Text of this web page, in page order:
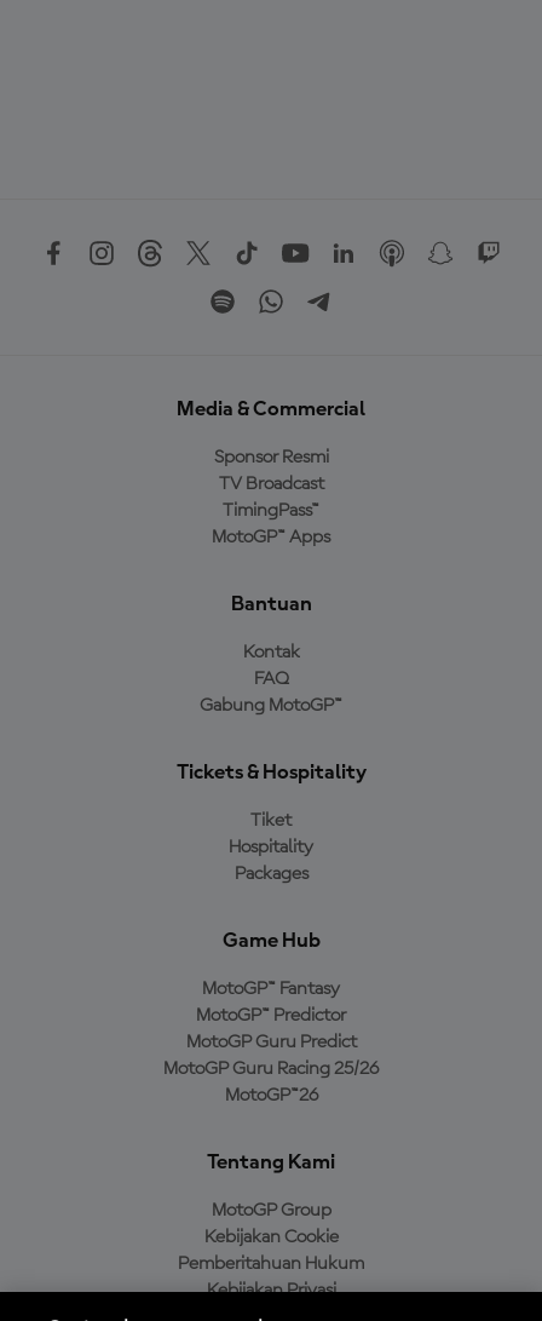
Media & Commercial
Sponsor Resmi
TV Broadcast
TimingPass™
MotoGP™ Apps
Bantuan
Kontak
FAQ
Gabung MotoGP™
Tickets & Hospitality
Tiket
Hospitality
Packages
Game Hub
MotoGP™ Fantasy
MotoGP™ Predictor
MotoGP Guru Predict
MotoGP Guru Racing 25/26
MotoGP™26
Tentang Kami
MotoGP Group
Kebijakan Cookie
Pemberitahuan Hukum
Kebijakan Privasi